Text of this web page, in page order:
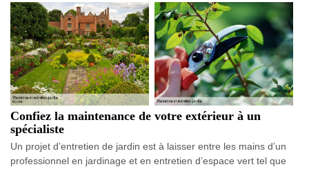
Confiez la maintenance de votre extérieur à un
spécialiste
Un projet d’entretien de jardin est à laisser entre les mains d’un
professionnel en jardinage et en entretien d’espace vert tel que